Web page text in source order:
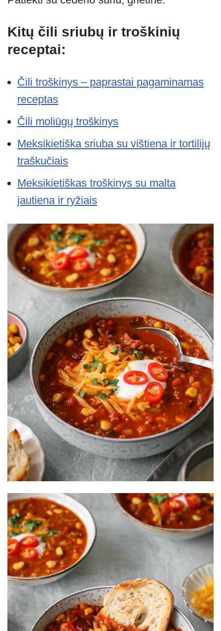
Kitų čili sriubų ir troškinių
receptai:
Čili troškinys – paprastai pagaminamas
receptas
Čili moliūgų troškinys
Meksikietiška sriuba su vištiena ir tortilijų
traškučiais
Meksikietiškas troškinys su malta
jautiena ir ryžiais